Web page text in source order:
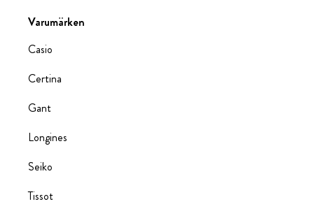
Varumärken
Casio
Certina
Gant
Longines
Seiko
Tissot